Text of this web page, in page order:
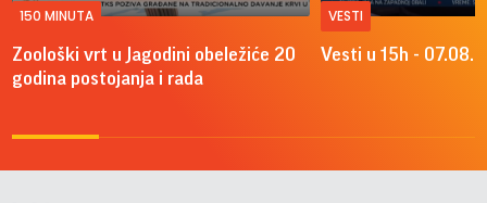
150 MINUTA
Zoološki vrt u Jagodini obeležiće 20
godina postojanja i rada
VESTI
Vesti u 15h -